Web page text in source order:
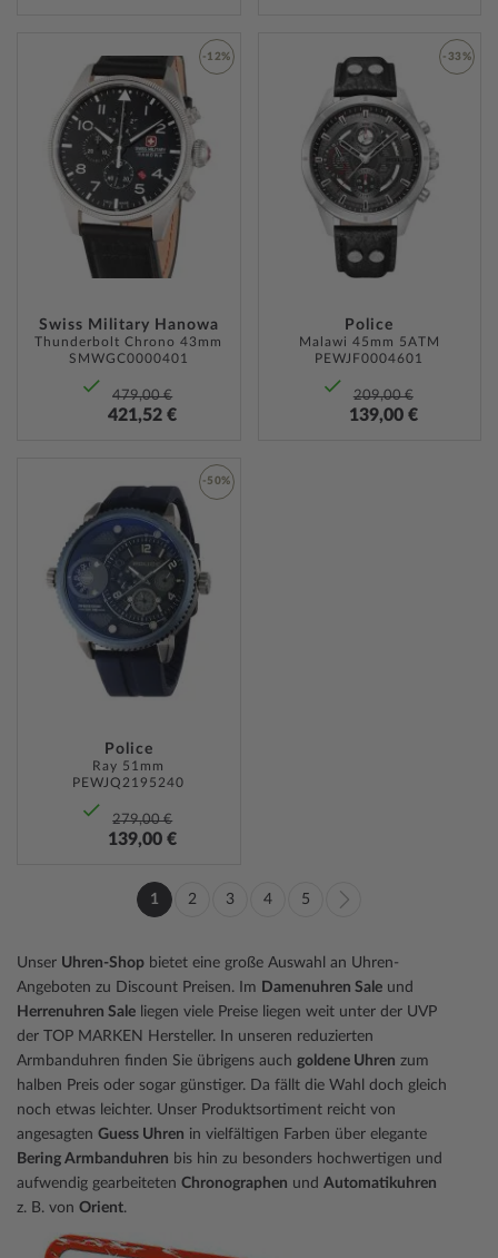
Swiss Military Hanowa
Thunderbolt Chrono 43mm
SMWGC0000401
479,00 €
421,52 €
-12%
WUNSCHLISTE
Police
Malawi 45mm 5ATM
PEWJF0004601
209,00 €
139,00 €
-33%
Police
Ray 51mm
PEWJQ2195240
279,00 €
139,00 €
-50%
WUNSCHLISTE
HINZUFÜGEN
Seite
Sie
gerade
Seite
1
2
3
4
5
Unser Uhren-Shop bietet eine große Auswahl an Uhren-
Angeboten zu Discount Preisen. Im Damenuhren Sale und
Herrenuhren Sale liegen viele Preise liegen weit unter der UVP
der TOP MARKEN Hersteller. In unseren reduzierten
Armbanduhren finden Sie übrigens auch goldene Uhren zum
halben Preis oder sogar günstiger. Da fällt die Wahl doch gleich
noch etwas leichter. Unser Produktsortiment reicht von
angesagten Guess Uhren in vielfältigen Farben über elegante
Bering Armbanduhren bis hin zu besonders hochwertigen und
aufwendig gearbeiteten Chronographen und Automatikuhren
z. B. von Orient.